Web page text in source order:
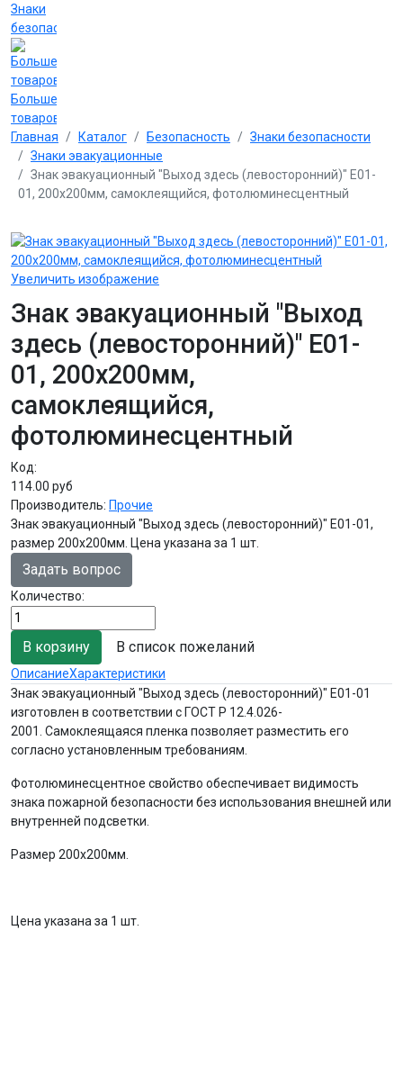
Знаки
безопасности
Больше
товаров
Главная Каталог Безопасность
Знаки безопасности
Знаки эвакуационные
Знак эвакуационный "Выход здесь (левосторонний)" Е01-
01, 200х200мм, самоклеящийся, фотолюминесцентный
Увеличить изображение
Знак эвакуационный "Выход
здесь (левосторонний)" Е01-
01, 200х200мм,
самоклеящийся,
фотолюминесцентный
Код:
114.00 руб
Производитель: Прочие
Знак эвакуационный "Выход здесь (левосторонний)" Е01-01,
размер 200х200мм. Цена указана за 1 шт.
Задать вопрос
Количество:
В список пожеланий
ОписаниеХарактеристики
Знак эвакуационный "Выход здесь (левосторонний)" Е01-01
изготовлен в соответствии с ГОСТ Р 12.4.026-
2001. Самоклеящаяся пленка позволяет разместить его
согласно установленным требованиям.
Фотолюминесцентное свойство обеспечивает видимость
знака пожарной безопасности без использования внешней или
внутренней подсветки.
Размер 200х200мм.
Цена указана за 1 шт.